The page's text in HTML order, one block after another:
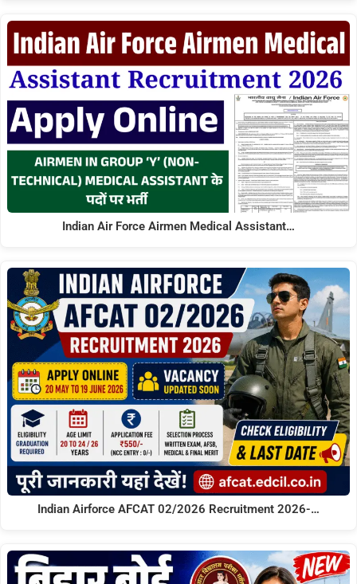
Indian Air Force Airmen Medical Assistant…
Indian Airforce AFCAT 02/2026 Recruitment 2026-…